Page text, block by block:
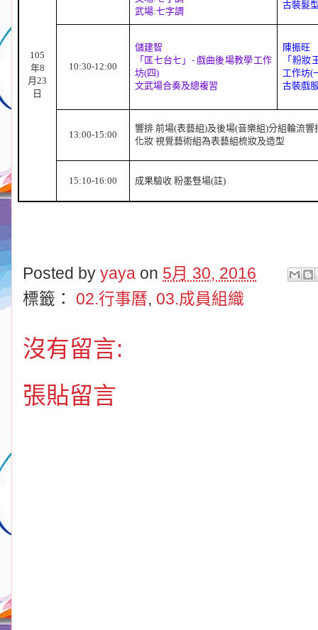
105
年8
月23
日
武場:七字調
古裝髮
10:30-12:00
儲建智
「匡七台七」 - 戲曲後場教學工作
坊(四)
文武場合奏及總複習
陳振旺
「粉妝
工作坊(
古裝戲
13:00-15:00
響排 前場(表藝組)及後場(音樂組)分組輪流響
化妝 視覺藝術組為表藝組梳妝及造型
15:10-16:00 成果驗收 粉墨豋場(註)
Posted by yaya on 5月 30, 2016
標籤： 02.行事曆, 03.成員組織
沒有留言:
張貼留言